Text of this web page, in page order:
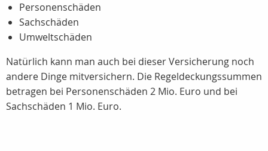
Personenschäden
Sachschäden
Umweltschäden
Natürlich kann man auch bei dieser Versicherung noch
andere Dinge mitversichern. Die Regeldeckungssummen
betragen bei Personenschäden 2 Mio. Euro und bei
Sachschäden 1 Mio. Euro.